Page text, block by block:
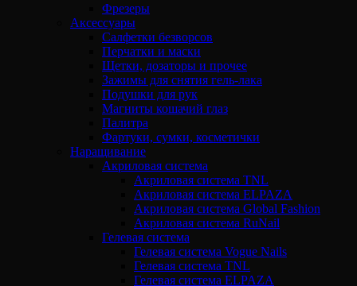
Фрезеры
Аксессуары
Салфетки безворсов
Перчатки и маски
Щетки, дозаторы и прочее
Зажимы для снятия гель-лака
Подушки для рук
Магниты кошачий глаз
Палитра
Фартуки, сумки, косметички
Наращивание
Акриловая система
Акриловая система TNL
Акриловая система ELPAZA
Акриловая система Global Fashion
Акриловая система RuNail
Гелевая система
Гелевая система Vogue Nails
Гелевая система TNL
Гелевая система ELPAZA